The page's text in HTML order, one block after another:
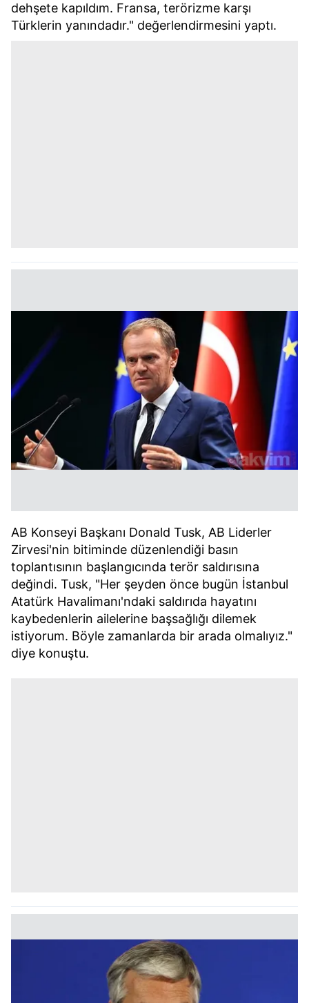
dehşete kapıldım. Fransa, terörizme karşı
Türklerin yanındadır." değerlendirmesini yaptı.
AB Konseyi Başkanı Donald Tusk, AB Liderler
Zirvesi'nin bitiminde düzenlendiği basın
toplantısının başlangıcında terör saldırısına
değindi. Tusk, "Her şeyden önce bugün İstanbul
Atatürk Havalimanı'ndaki saldırıda hayatını
kaybedenlerin ailelerine başsağlığı dilemek
istiyorum. Böyle zamanlarda bir arada olmalıyız."
diye konuştu.